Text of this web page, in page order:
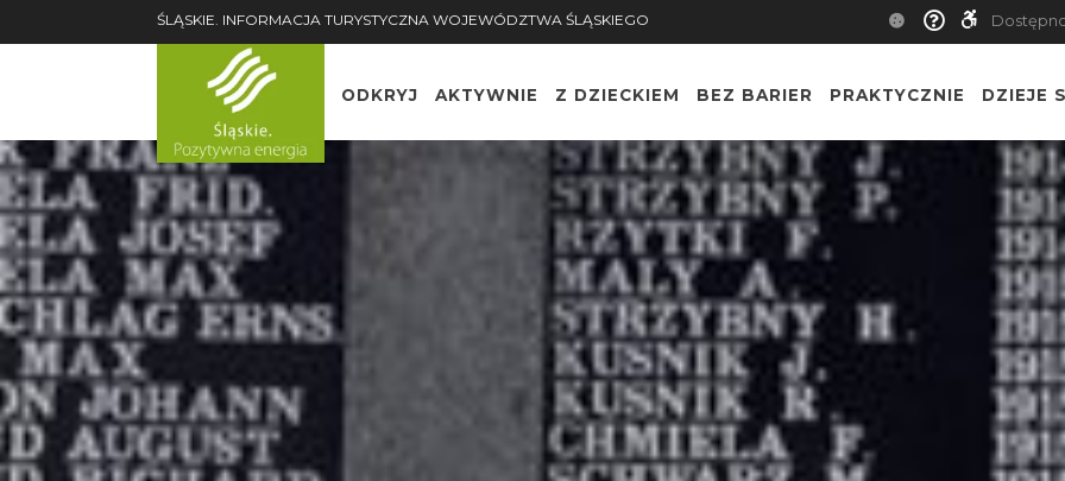
ŚLĄSKIE. INFORMACJA TURYSTYCZNA WOJEWÓDZTWA ŚLĄSKIEGO
ODKRYJ AKTYWNIE Z DZIECKIEM BEZ BARIER PRAKTYCZNIE DZIEJE